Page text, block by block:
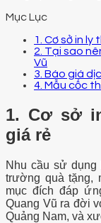
Mục Lục
1. Cơ sở in
2. Tại sao
Vũ
3. Báo giá
4. Mẫu cốc
1. Cơ sở
giá rẻ
Nhu cầu sử dụng
trường quà tặng,
mục đích đáp
Quang Vũ ra đời
Quảng Nam, và